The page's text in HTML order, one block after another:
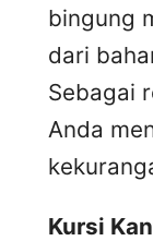
bingung
dari
Sebagai
Anda
Kursi K